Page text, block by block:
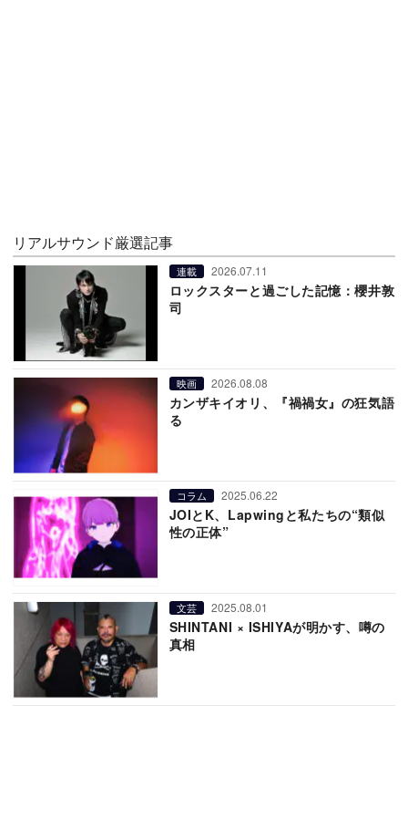
リアルサウンド厳選記事
連載 2026.07.11
ロックスターと過ごした記憶：櫻井敦
司
映画 2026.08.08
カンザキイオリ、『禍禍女』の狂気語
る
コラム 2025.06.22
JOIとK、Lapwingと私たちの“類似
性の正体”
文芸 2025.08.01
SHINTANI × ISHIYAが明かす、噂の
真相